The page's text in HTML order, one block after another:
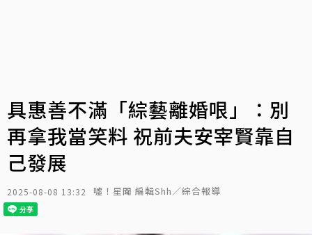
具惠善不滿「綜藝離婚哏」：別
再拿我當笑料 祝前夫安宰賢靠自
己發展
2025-08-08 13:32 噓！星聞 編輯Shh／綜合報導